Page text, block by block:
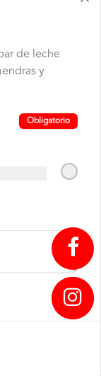
↥
CASA
de leche
y
Obligatorio